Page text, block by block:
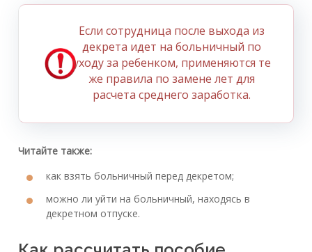
Если сотрудница после выхода из
декрета идет на больничный по
уходу за ребенком, применяются те
же правила по замене лет для
расчета среднего заработка.
Читайте также:
как взять больничный перед декретом;
можно ли уйти на больничный, находясь в
декретном отпуске.